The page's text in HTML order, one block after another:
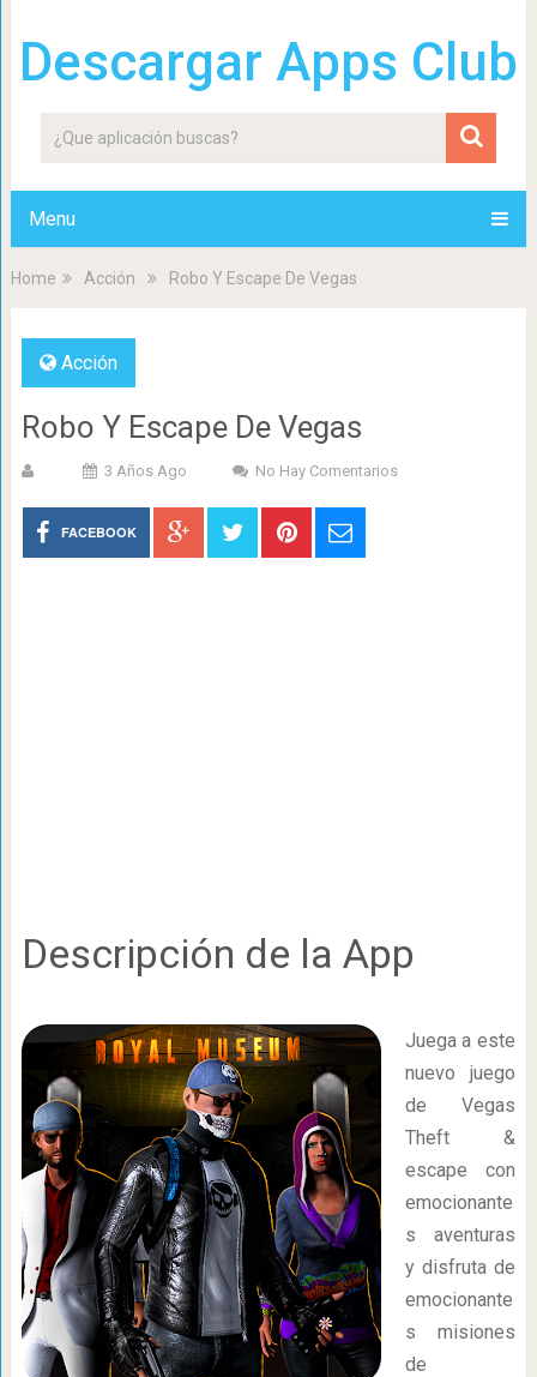
Descargar Apps Club
Menu
Home Acción Robo Y Escape De Vegas
Acción
Robo Y Escape De Vegas
3 Años Ago No Hay Comentarios
FACEBOOK
Descripción de la App
Juega a este
nuevo juego
de Vegas
Theft &
escape con
emocionante
s aventuras
y disfruta de
emocionante
s misiones
de